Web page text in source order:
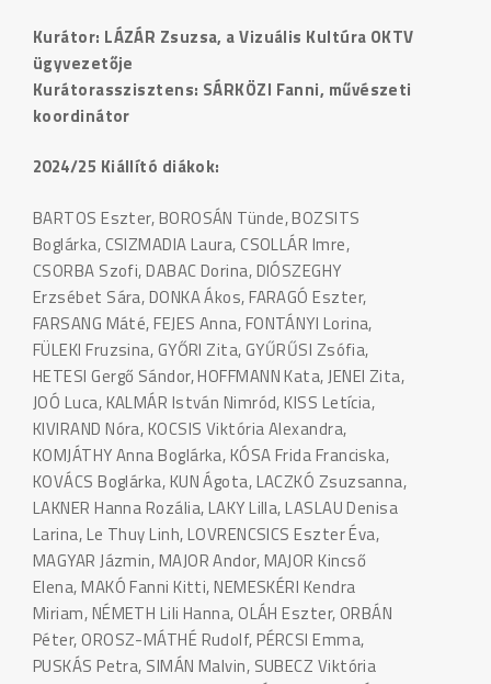
Kurátor: LÁZÁR Zsuzsa, a Vizuális Kultúra OKTV
ügyvezetője
Kurátorasszisztens: SÁRKÖZI Fanni, művészeti
koordinátor
2024/25 Kiállító diákok:
BARTOS Eszter, BOROSÁN Tünde, BOZSITS
Boglárka, CSIZMADIA Laura, CSOLLÁR Imre,
CSORBA Szofi, DABAC Dorina, DIÓSZEGHY
Erzsébet Sára, DONKA Ákos, FARAGÓ Eszter,
FARSANG Máté, FEJES Anna, FONTÁNYI Lorina,
FÜLEKI Fruzsina, GYŐRI Zita, GYŰRŰSI Zsófia,
HETESI Gergő Sándor, HOFFMANN Kata, JENEI Zita,
JOÓ Luca, KALMÁR István Nimród, KISS Letícia,
KIVIRAND Nóra, KOCSIS Viktória Alexandra,
KOMJÁTHY Anna Boglárka, KÓSA Frida Franciska,
KOVÁCS Boglárka, KUN Ágota, LACZKÓ Zsuzsanna,
LAKNER Hanna Rozália, LAKY Lilla, LASLAU Denisa
Larina, Le Thuy Linh, LOVRENCSICS Eszter Éva,
MAGYAR Jázmin, MAJOR Andor, MAJOR Kincső
Elena, MAKÓ Fanni Kitti, NEMESKÉRI Kendra
Miriam, NÉMETH Lili Hanna, OLÁH Eszter, ORBÁN
Péter, OROSZ-MÁTHÉ Rudolf, PÉRCSI Emma,
PUSKÁS Petra, SIMÁN Malvin, SUBECZ Viktória